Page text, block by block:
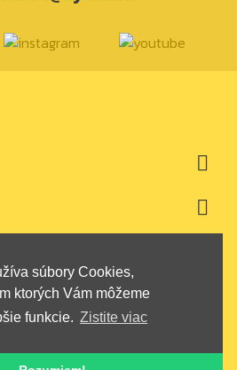
súbory Cookies,
ktorých Vám môžeme
funkcie. Zistite viac

